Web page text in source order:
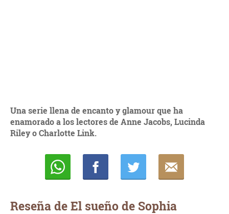
Una serie llena de encanto y glamour que ha
enamorado a los lectores de Anne Jacobs, Lucinda
Riley o Charlotte Link.
Reseña de El sueño de Sophia